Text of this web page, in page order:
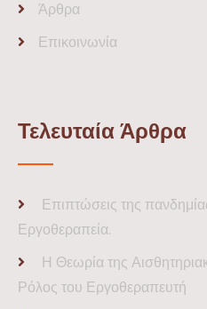
Άρθρα
Επικοινωνία
Τελευταία Άρθρα
Επιπτώσεις της
Εργοθεραπεία.
Η Θεωρία της
Ρόλος του Εργοθεραπευτή